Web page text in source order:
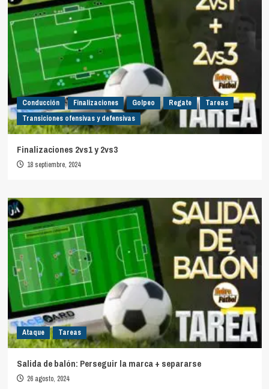
Conducción Finalizaciones Golpeo Regate
Tareas
Transiciones ofensivas y defensivas
Finalizaciones 2vs1 y 2vs3
18 septiembre, 2024
Ataque Tareas
Salida de balón: Perseguir la marca + separarse
26 agosto, 2024